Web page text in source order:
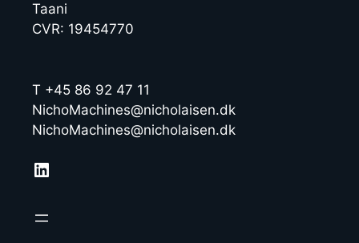
Taani
CVR: 19454770
T +45 86 92 47 11
NichoMachines@nicholaisen.dk
NichoMachines@nicholaisen.dk
LinkedIn